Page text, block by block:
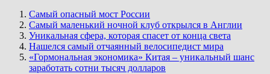
Самый опасный мост России
Самый маленький ночной клуб открылся в Англии
Уникальная сфера, которая спасет от конца света
Нашелся самый отчаянный велосипедист мира
«Гормональная экономика» Китая – уникальный шанс
заработать сотни тысяч долларов